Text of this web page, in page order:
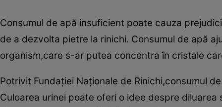
Consumul de apă insuficient poate cauza
de a dezvolta pietre la rinichi. Consumul de apă
organism,care s-ar putea concentra în cristale
Potrivit Fundaţiei Naţionale de Rinichi,consumul
Culoarea urinei poate oferi o idee despre